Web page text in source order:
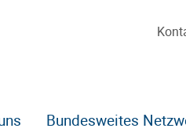
Bundesweites